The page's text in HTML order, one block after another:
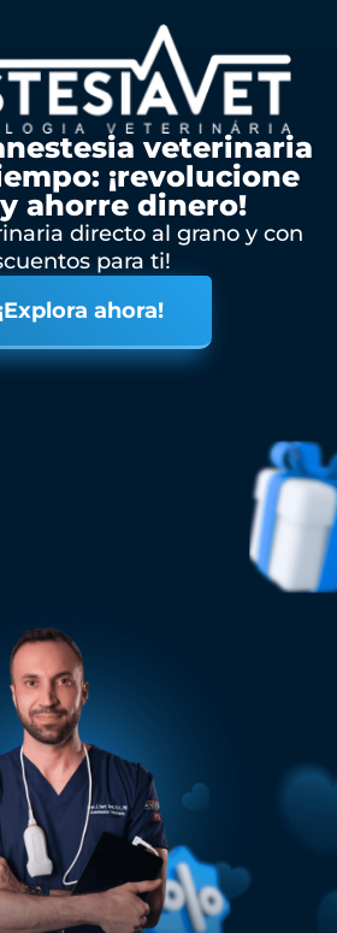
veterinaria
¡revolucione
ahorre dinero!
directo al grano y con
para ti!
ahora!